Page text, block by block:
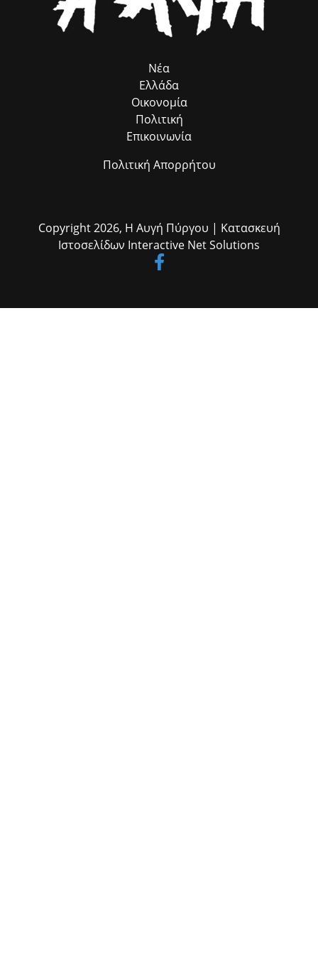
συντονισμό, τη Διεύθυνση Πρόνοιας και την Προϊσταμένη της κα Σία
Ανδριοπούλου, καθώς και τον άμισθο σύμβουλό μου για θέματα
Ρομά κ. Νίκο Μπατζαλή, για την ακριβή μεταφορά των αναγκών από
η ομαδική δουλειά φέρνει απτά αποτελέσματα για όλους τους
Νέα
Ελλάδα
Οικονομία
Πολιτική
Επικοινωνία
Πολιτική Απορρήτου
Copyright 2026, Η Αυγή Πύργου | Κατασκευή
Ιστοσελίδων Interactive Net Solutions